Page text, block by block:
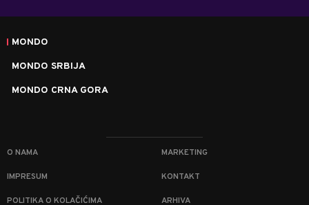
MONDO
MONDO SRBIJA
MONDO CRNA GORA
O NAMA MARKETING
IMPRESUM KONTAKT
POLITIKA O KOLAČIĆIMA ARHIVA